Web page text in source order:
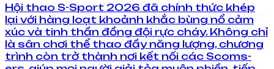
Hội thao S-Sport 2026 đã chính thức khép
lại với hàng loạt khoảnh khắc bùng nổ cảm
xúc và tinh thần đồng đội rực cháy. Không chỉ
là sân chơi thể thao đầy năng lượng, chương
trình còn trở thành nơi kết nối các Scoms-